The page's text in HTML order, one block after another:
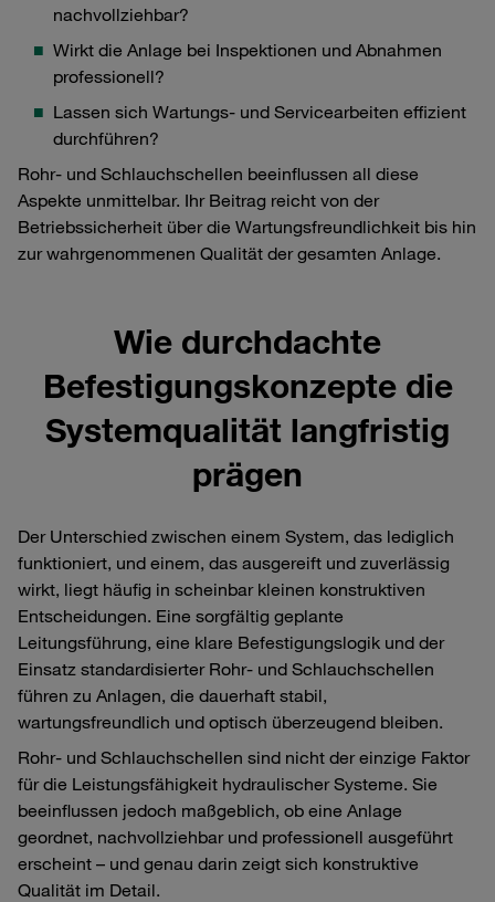
nachvollziehbar?
Wirkt die Anlage bei Inspektionen und Abnahmen
professionell?
Lassen sich Wartungs‑ und Servicearbeiten effizient
durchführen?
Rohr‑ und Schlauchschellen beeinflussen all diese
Aspekte unmittelbar. Ihr Beitrag reicht von der
Betriebssicherheit über die Wartungsfreundlichkeit bis hin
zur wahrgenommenen Qualität der gesamten Anlage.
Wie durchdachte
Befestigungskonzepte die
Systemqualität langfristig
prägen
Der Unterschied zwischen einem System, das lediglich
funktioniert, und einem, das ausgereift und zuverlässig
wirkt, liegt häufig in scheinbar kleinen konstruktiven
Entscheidungen. Eine sorgfältig geplante
Leitungsführung, eine klare Befestigungslogik und der
Einsatz standardisierter Rohr‑ und Schlauchschellen
führen zu Anlagen, die dauerhaft stabil,
wartungsfreundlich und optisch überzeugend bleiben.
Rohr‑ und Schlauchschellen sind nicht der einzige Faktor
für die Leistungsfähigkeit hydraulischer Systeme. Sie
beeinflussen jedoch maßgeblich, ob eine Anlage
geordnet, nachvollziehbar und professionell ausgeführt
erscheint – und genau darin zeigt sich konstruktive
Qualität im Detail.